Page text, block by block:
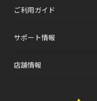
ご利用ガイド
サポート情報
店舗情報